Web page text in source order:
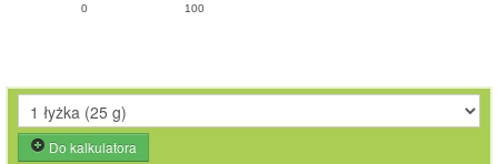
0 100
Do kalkulatora